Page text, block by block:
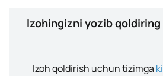
Izohingizni yozib qoldiring
Izoh qoldirish uchun tizimga